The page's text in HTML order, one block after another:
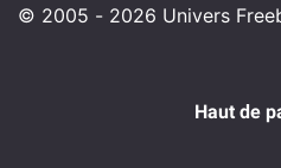
© 2005 - 2026 Univers
Haut de